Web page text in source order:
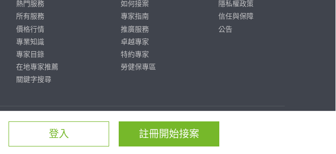
登入 註冊開始接案
熱門服務
所有服務
價格行情
專業知識
專家目錄
在地專家推薦
關鍵字搜尋
如何接案
專家指南
推廣服務
卓越專家
特約專家
勞健保專區
隱私權政策
信任與保障
公告